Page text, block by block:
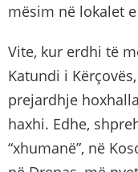
mësim në lokalet
Vite, kur erdhi të
Katundi i
prejardhje
haxhi. Edhe,
“xhumanë”, në